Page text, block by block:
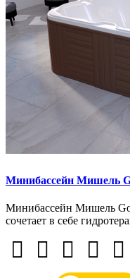
Минибассейн Мишель
Минибассейн Мишель
сочетает в себе